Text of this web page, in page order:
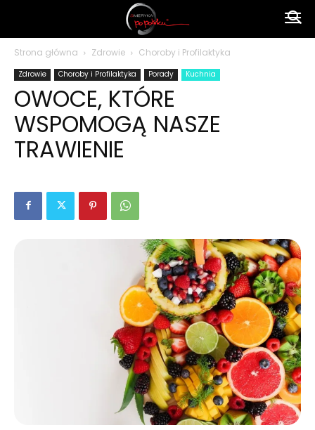
polsku
Strona główna Zdrowie Choroby i Profilaktyka
Zdrowie Choroby i Profilaktyka Porady Kuchnia
OWOCE, KTÓRE
WSPOMOGĄ NASZE
TRAWIENIE